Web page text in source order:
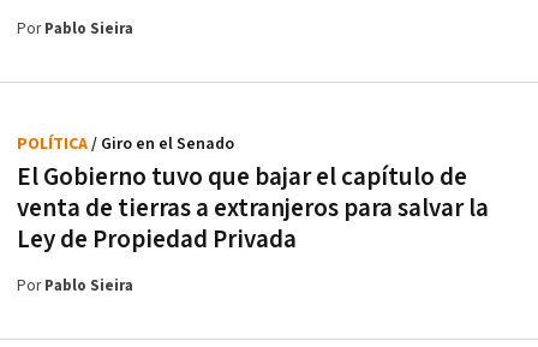
PorPablo Sieira
El Gobierno tuvo que bajar el capítulo de
venta de tierras a extranjeros para salvar la
Ley de Propiedad Privada
POLÍTICA/ Giro en el Senado
PorPablo Sieira